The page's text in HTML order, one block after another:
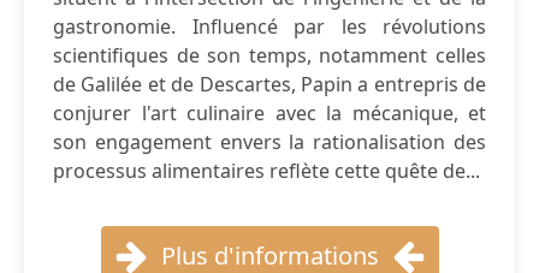
gastronomie. Influencé par les révolutions
scientifiques de son temps, notamment celles
de Galilée et de Descartes, Papin a entrepris de
conjurer l'art culinaire avec la mécanique, et
son engagement envers la rationalisation des
processus alimentaires reflète cette quête de...
Plus d'informations